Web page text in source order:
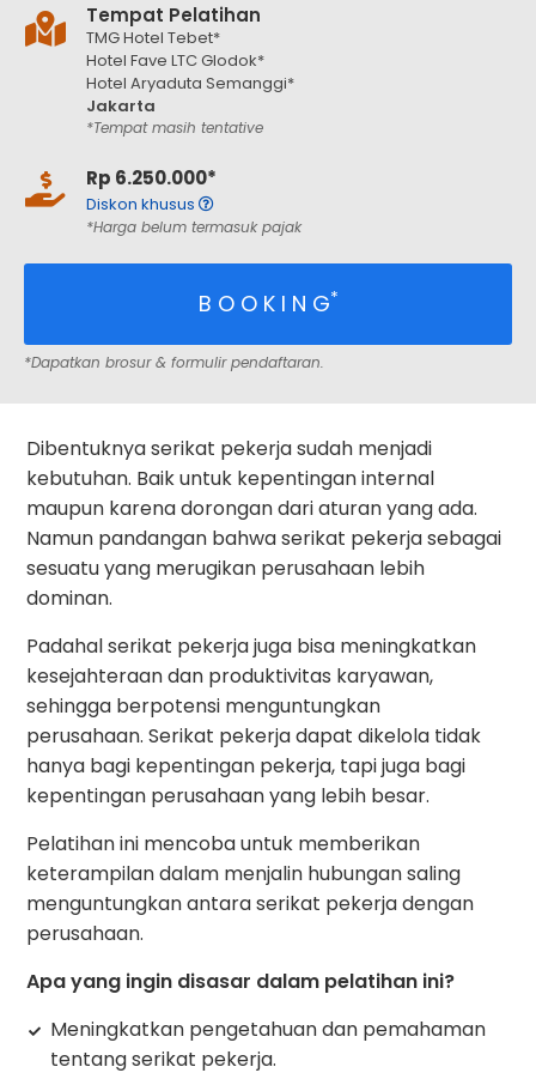
Tempat Pelatihan
TMG Hotel Tebet*
Hotel Fave LTC Glodok*
Hotel Aryaduta Semanggi*
Jakarta
*Tempat masih tentative
Rp 6.250.000*
Diskon khusus
*Harga belum termasuk pajak
B O O K I N G*
*Dapatkan brosur & formulir pendaftaran.
Dibentuknya serikat pekerja sudah menjadi
kebutuhan. Baik untuk kepentingan internal
maupun karena dorongan dari aturan yang ada.
Namun pandangan bahwa serikat pekerja sebagai
sesuatu yang merugikan perusahaan lebih
dominan.
Padahal serikat pekerja juga bisa meningkatkan
kesejahteraan dan produktivitas karyawan,
sehingga berpotensi menguntungkan
perusahaan. Serikat pekerja dapat dikelola tidak
hanya bagi kepentingan pekerja, tapi juga bagi
kepentingan perusahaan yang lebih besar.
Pelatihan ini mencoba untuk memberikan
keterampilan dalam menjalin hubungan saling
menguntungkan antara serikat pekerja dengan
perusahaan.
Apa yang ingin disasar dalam pelatihan ini?
Meningkatkan pengetahuan dan pemahaman
tentang serikat pekerja.